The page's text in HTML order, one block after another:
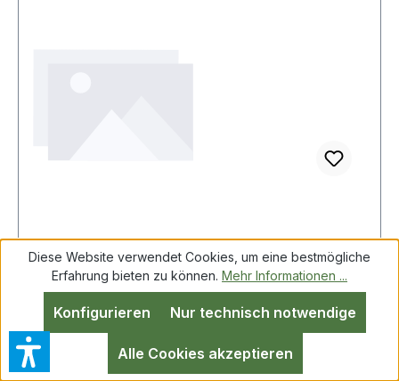
Brilliant Tools BT593830
Haltevorrichtung f, Zahnriemenrad der
Hochdruckpumpe
Brilliant Tools BT593830 Haltevorrichtung f,
Zahnriemenrad der Hochdruckpumpepassend
Diese Website verwendet Cookies, um eine bestmögliche
Erfahrung bieten zu können. Mehr Informationen ...
Nur technisch notwendige
Konfigurieren
Alle Cookies akzeptieren